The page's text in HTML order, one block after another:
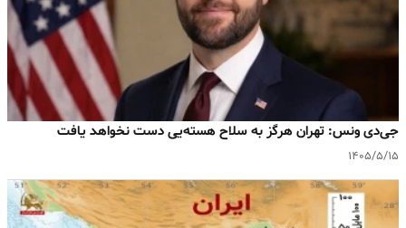
جی‌دی ونس: تهران هرگز به سلاح هسته‌یی دست نخواهد یافت
۱۴۰۵/۵/۱۵